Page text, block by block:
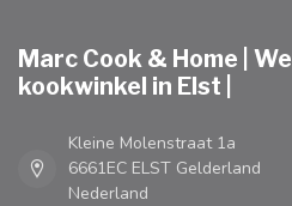
Marc Cook & Home |
kookwinkel in Elst |
Kleine Molenstraat 1a
6661EC ELST Gelderland
Nederland